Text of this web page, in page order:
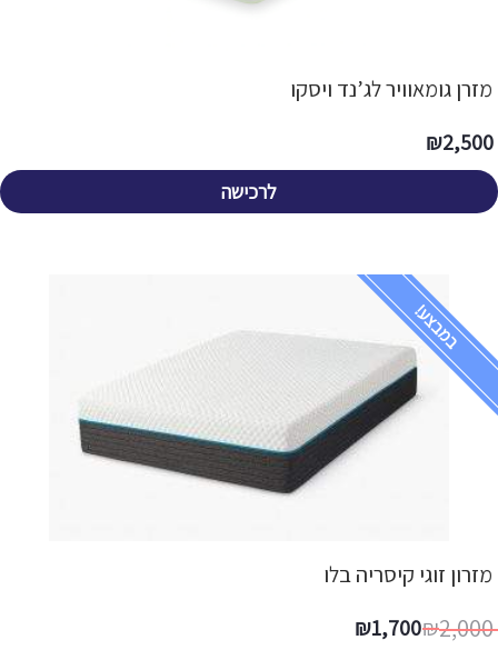
מזרן גומאוויר לג’נד ויסקו
2,500
₪
לרכישה
במבצע!
מזרון זוגי קיסריה בלו
2,000
₪
1,700
₪